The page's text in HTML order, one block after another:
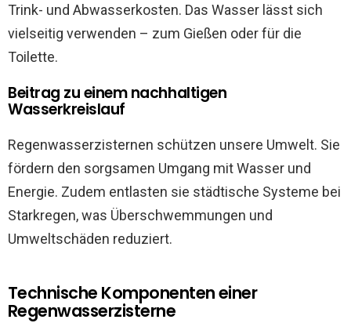
Trink- und Abwasserkosten. Das Wasser lässt sich
vielseitig verwenden – zum Gießen oder für die
Toilette.
Beitrag zu einem nachhaltigen
Wasserkreislauf
Regenwasserzisternen schützen unsere Umwelt. Sie
fördern den sorgsamen Umgang mit Wasser und
Energie. Zudem entlasten sie städtische Systeme bei
Starkregen, was Überschwemmungen und
Umweltschäden reduziert.
Technische Komponenten einer
Regenwasserzisterne